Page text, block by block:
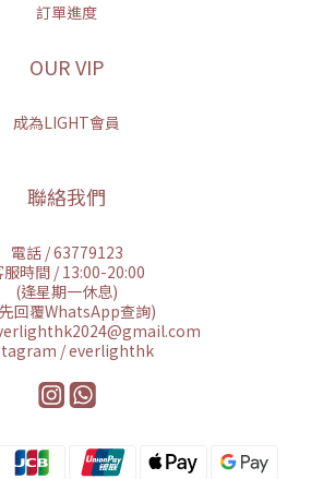
訂單進度
OUR VIP
成為LIGHT會員
聯絡我們
電話 / 63779123
服時間 / 13:00-20:00
(逢星期一休息)
回覆WhatsApp查詢)
/ everlighthk